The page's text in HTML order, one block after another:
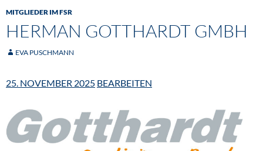
MITGLIEDER IM FSR
HERMAN GOTTHARDT GMBH
EVA PUSCHMANN
25. NOVEMBER 2025 BEARBEITEN